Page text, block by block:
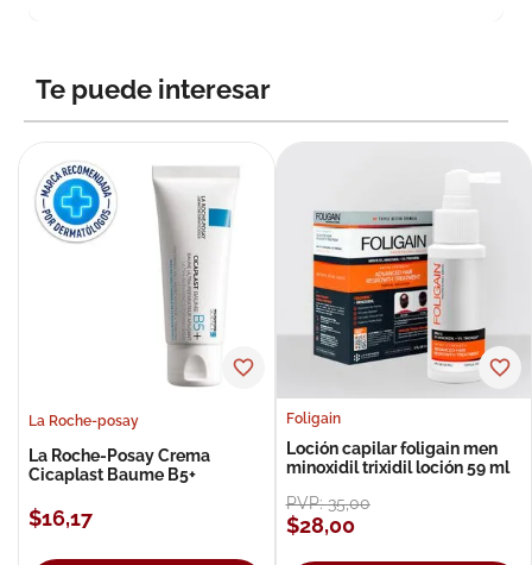
Te puede interesar
La Roche-posay
La Roche-Posay Crema
Cicaplast Baume B5+
$16,17
Foligain
Loción capilar foligain men
minoxidil trixidil loción 59 ml
PVP:35,00
$28,00